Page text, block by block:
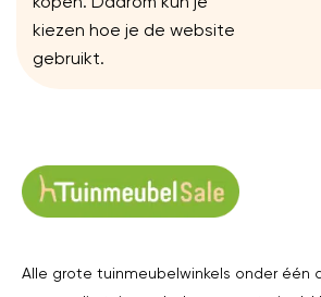
kiezen hoe je de website
gebruikt.
Alle grote tuinmeubelwinkels onder één